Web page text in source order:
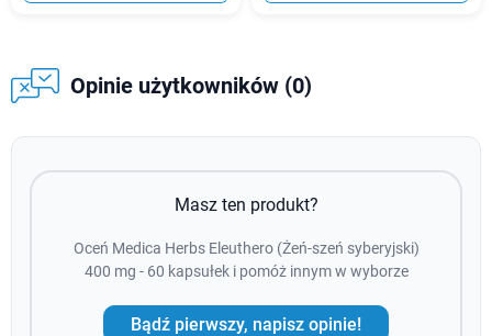
Opinie użytkowników (0)
Masz ten produkt?
Oceń Medica Herbs Eleuthero (Żeń-szeń syberyjski)
400 mg - 60 kapsułek i pomóż innym w wyborze
Bądź pierwszy, napisz opinie!